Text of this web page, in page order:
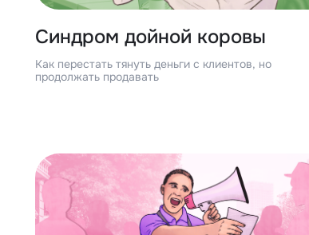
Синдром дойной коровы
Как перестать тянуть деньги с клиентов, но
продолжать продавать